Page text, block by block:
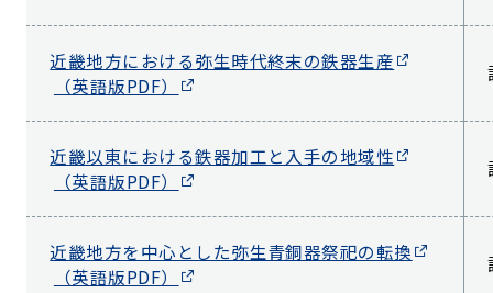
近畿地方における弥生時代終末の鉄器生産
（英語版PDF）
近畿以東における鉄器加工と入手の地域性
（英語版PDF）
近畿地方を中心とした弥生青銅器祭祀の転換
（英語版PDF）